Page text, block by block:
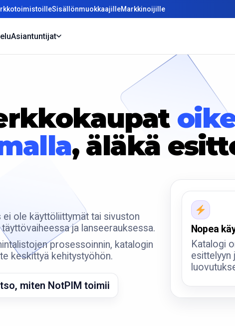
SisällönmuokkaajilleMarkkinoijille
Asiantuntijat
, äläkä
ole käyttöliittymät tai sivuston
ja lanseerauksessa.
prosessoinnin, katalogin
keskittyä kehitystyöhön.
miten NotPIM toimii
Nopea
Katalogi
esittelyyn